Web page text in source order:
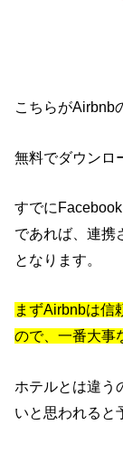
こちらがAirbnb
無料でダウンロ
すでに
であれば、連携
となります。
まずAirbnbは信
ので、一番大事
ホテルとは違う
いと思われると